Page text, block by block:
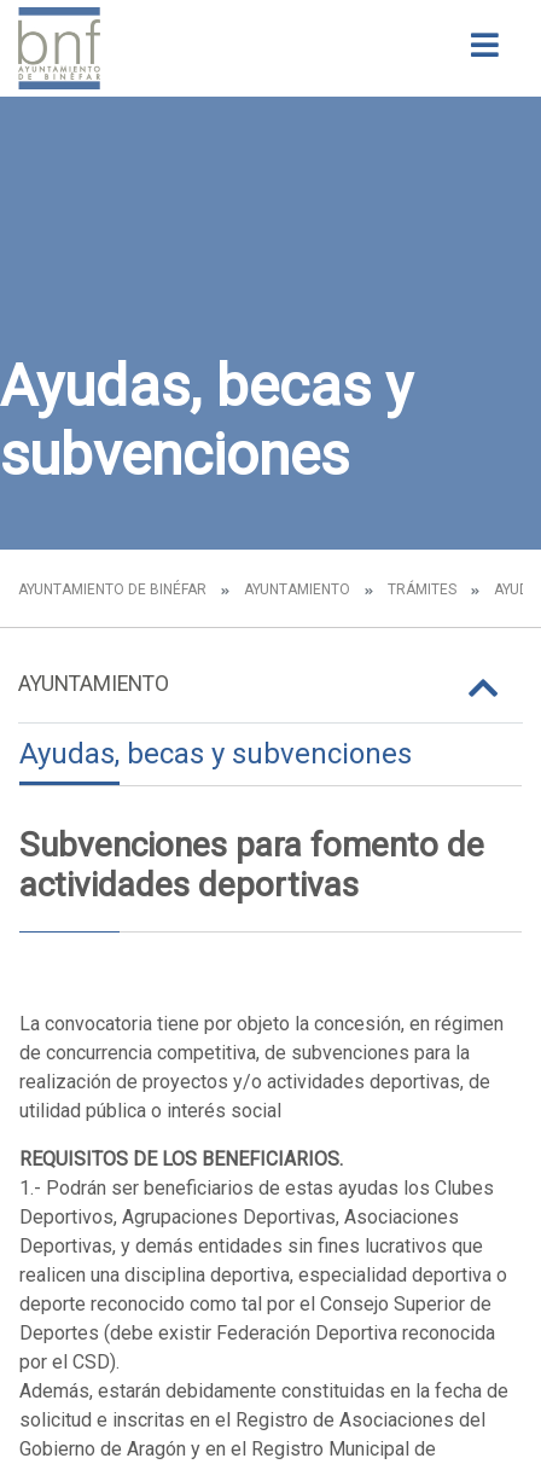
Ayudas, becas y
subvenciones
AYUNTAMIENTO DE BINÉFAR AYUNTAMIENTO TRÁMITES
AYUNTAMIENTO
Ayudas, becas y subvenciones
Subvenciones para fomento de
actividades deportivas
La convocatoria tiene por objeto la concesión, en régimen
de concurrencia competitiva, de subvenciones para la
realización de proyectos y/o actividades deportivas, de
utilidad pública o interés social
REQUISITOS DE LOS BENEFICIARIOS.
1.- Podrán ser beneficiarios de estas ayudas los Clubes
Deportivos, Agrupaciones Deportivas, Asociaciones
Deportivas, y demás entidades sin fines lucrativos que
realicen una disciplina deportiva, especialidad deportiva o
deporte reconocido como tal por el Consejo Superior de
Deportes (debe existir Federación Deportiva reconocida
por el CSD).
Además, estarán debidamente constituidas en la fecha de
solicitud e inscritas en el Registro de Asociaciones del
Gobierno de Aragón y en el Registro Municipal de